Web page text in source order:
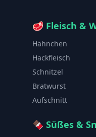
🥩 Fleisch &
Hähnchen
Hackfleisch
Schnitzel
Bratwurst
Aufschnitt
🍫 Süßes &